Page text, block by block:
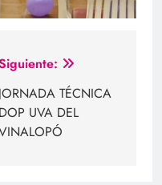
JORNADA TÉCNICA
DOP UVA DEL